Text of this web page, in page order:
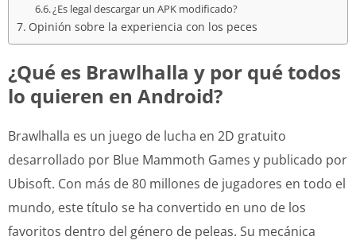
¿Es legal descargar un APK modificado?
Opinión sobre la experiencia con los peces
¿Qué es Brawlhalla y por qué todos
lo quieren en Android?
Brawlhalla es un juego de lucha en 2D gratuito
desarrollado por Blue Mammoth Games y publicado por
Ubisoft. Con más de 80 millones de jugadores en todo el
mundo, este título se ha convertido en uno de los
favoritos dentro del género de peleas. Su mecánica